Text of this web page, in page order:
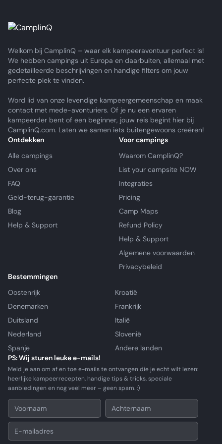
Welkom bij CamplinQ – waar elk kampeeravontuur perfect is!
We hebben campings uit Europa en daarbuiten, allemaal met
gedetailleerde beschrijvingen en handige filters om jouw
perfecte plek te vinden.
Word lid van onze levendige kampeergemeenschap en maak
contact met mede-avonturiers. Of je nu een ervaren
kampeerder bent of een beginner, jouw reis begint hier bij
CamplinQ.com. Laten we samen iets buitengewoons creëren!
Ontdekken
Alle campings
Over ons
FAQ
Geld-terug-garantie
Blog
Help & Support
Voor campings
Waarom CamplinQ?
List your campsite NOW
Integraties
Pricing
Camp Maps
Refund Policy
Help & Support
Algemene voorwaarden
Privacybeleid
Bestemmingen
Oostenrijk
Kroatië
Denemarken
Frankrijk
Duitsland
Italië
Nederland
Slovenië
Spanje
Andere landen
PS: Wij sturen leuke e-mails!
Meld je aan om af en toe e-mails te ontvangen die je echt wilt lezen:
heerlijke kampeerrecepten, handige tips & tricks, speciale
aanbiedingen en nog veel meer – geen spam. :)